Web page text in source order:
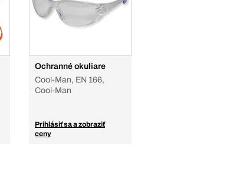
Ochranné okuliare
Cool-Man, EN 166,
Cool-Man
Prihlásiť sa a zobraziť
ceny